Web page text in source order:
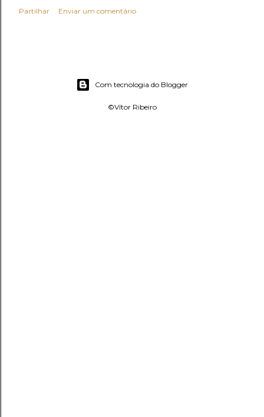
Partilhar Enviar um comentário
Com tecnologia do Blogger
©Vítor Ribeiro